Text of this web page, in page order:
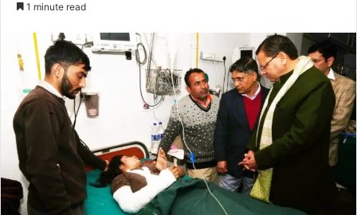
d
a
n
e
i
1 minute read